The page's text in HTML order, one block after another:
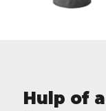
Hulp of